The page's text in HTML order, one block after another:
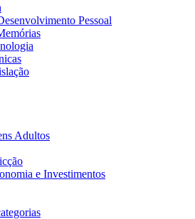
Pessoal
Adultos
e Investimentos